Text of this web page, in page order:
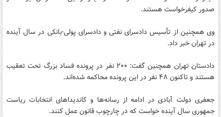
صدور کیفرخواست هستند.
وی همچنین از تأسیس دادسرای نفتی و دادسرای پولی-بانکی در سال آینده
در تهران خبر داد.
دادستان تهران همچنین گفت: ۲۰۰ نفر در پرونده فساد بزرگ تحت تعقیب
هستند و تاکنون ۴۸ نفر در این پرونده محاکمه شده‌اند.
جعفری دولت آبادی در ادامه از رسانه‌ها و کاندیداهای انتخابات ریاست
جمهوری سال آینده خواست که در چارچوب قانون عمل کنند.